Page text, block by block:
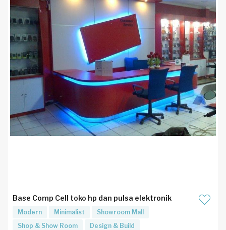
Base Comp Cell toko hp dan pulsa elektronik
Modern Minimalist
Showroom Mall
Shop & Show Room
Design & Build